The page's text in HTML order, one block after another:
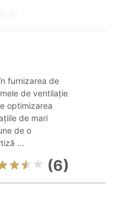
furnizarea de
de ventilație
optimizarea
de mari
de o
...
(6)